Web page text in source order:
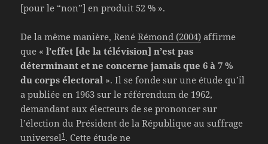
[pour le “non”] en produit 52 % ».
De la même manière, RenéRémond (2004) affirme
que «l’effet [de la télévision] n’est pas
déterminant et ne concerne jamais que 6 à 7 %
du corps électoral ». Il se fonde sur une étude qu’il
a publiée en 1963 sur le référendum de 1962,
demandant aux électeurs de se prononcer sur
l’élection du Président de la République au suffrage
universel1 . Cette étude ne